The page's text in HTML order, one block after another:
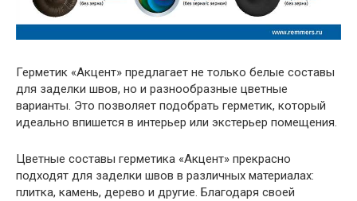
Герметик «Акцент» предлагает не только белые составы
для заделки швов, но и разнообразные цветные
варианты. Это позволяет подобрать герметик, который
идеально впишется в интерьер или экстерьер помещения.
Цветные составы герметика «Акцент» прекрасно
подходят для заделки швов в различных материалах:
плитка, камень, дерево и другие. Благодаря своей